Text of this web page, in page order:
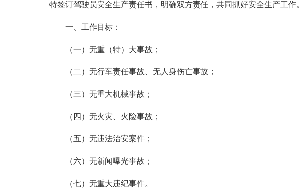
特签订驾驶员安全生产责任书，明确双方责任，共同抓好安全生产工作。
一、工作目标：
（一）无重（特）大事故；
（二）无行车责任事故、无人身伤亡事故；
（三）无重大机械事故；
（四）无火灾、火险事故；
（五）无违法治安案件；
（六）无新闻曝光事故；
（七）无重大违纪事件。